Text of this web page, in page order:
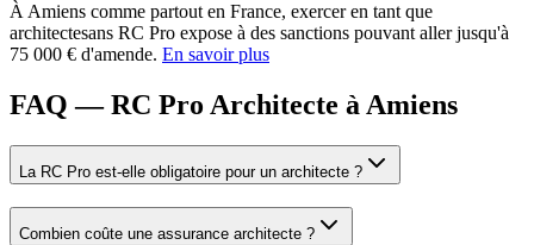
À Amiens comme partout en France, exercer en tant que
architectesans RC Pro expose à des sanctions pouvant aller jusqu'à
75 000 € d'amende. En savoir plus
FAQ — RC Pro Architecte à Amiens
La RC Pro est-elle obligatoire pour un architecte ?
Combien coûte une assurance architecte ?